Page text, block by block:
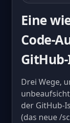
Eine
Code-
Drei Wege,
der GitHub-
(das neue /